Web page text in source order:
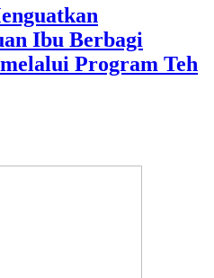
Ibu Berbagi
Program Teh